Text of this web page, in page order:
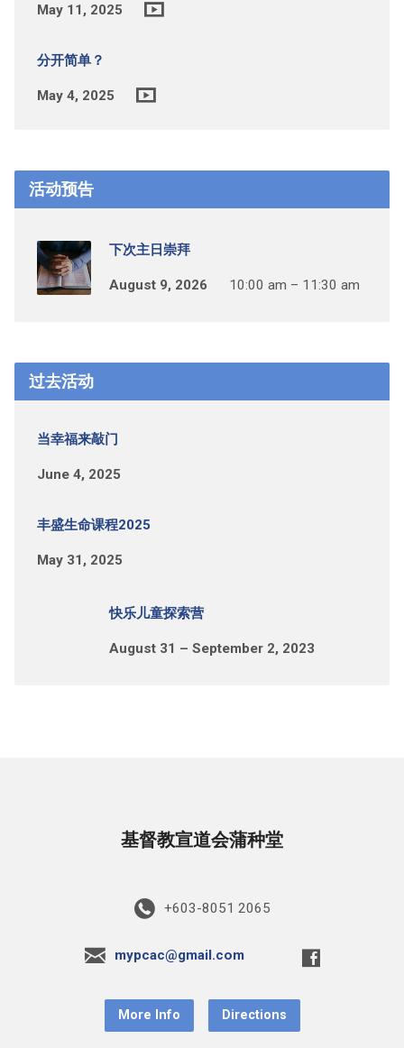
May 11, 2025
分开简单？
May 4, 2025
活动预告
下次主日崇拜
August 9, 2026 10:00 am – 11:30 am
过去活动
当幸福来敲门
June 4, 2025
丰盛生命课程2025
May 31, 2025
快乐儿童探索营
August 31 – September 2, 2023
基督教宣道会蒲种堂
+603-8051 2065
mypcac@gmail.com
More Info Directions